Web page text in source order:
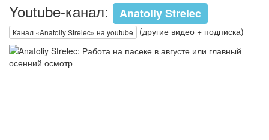
Youtube-канал: Anatoliy Strelec
Канал «Anatoliy Strelec» на youtube (другие видео + подписка)